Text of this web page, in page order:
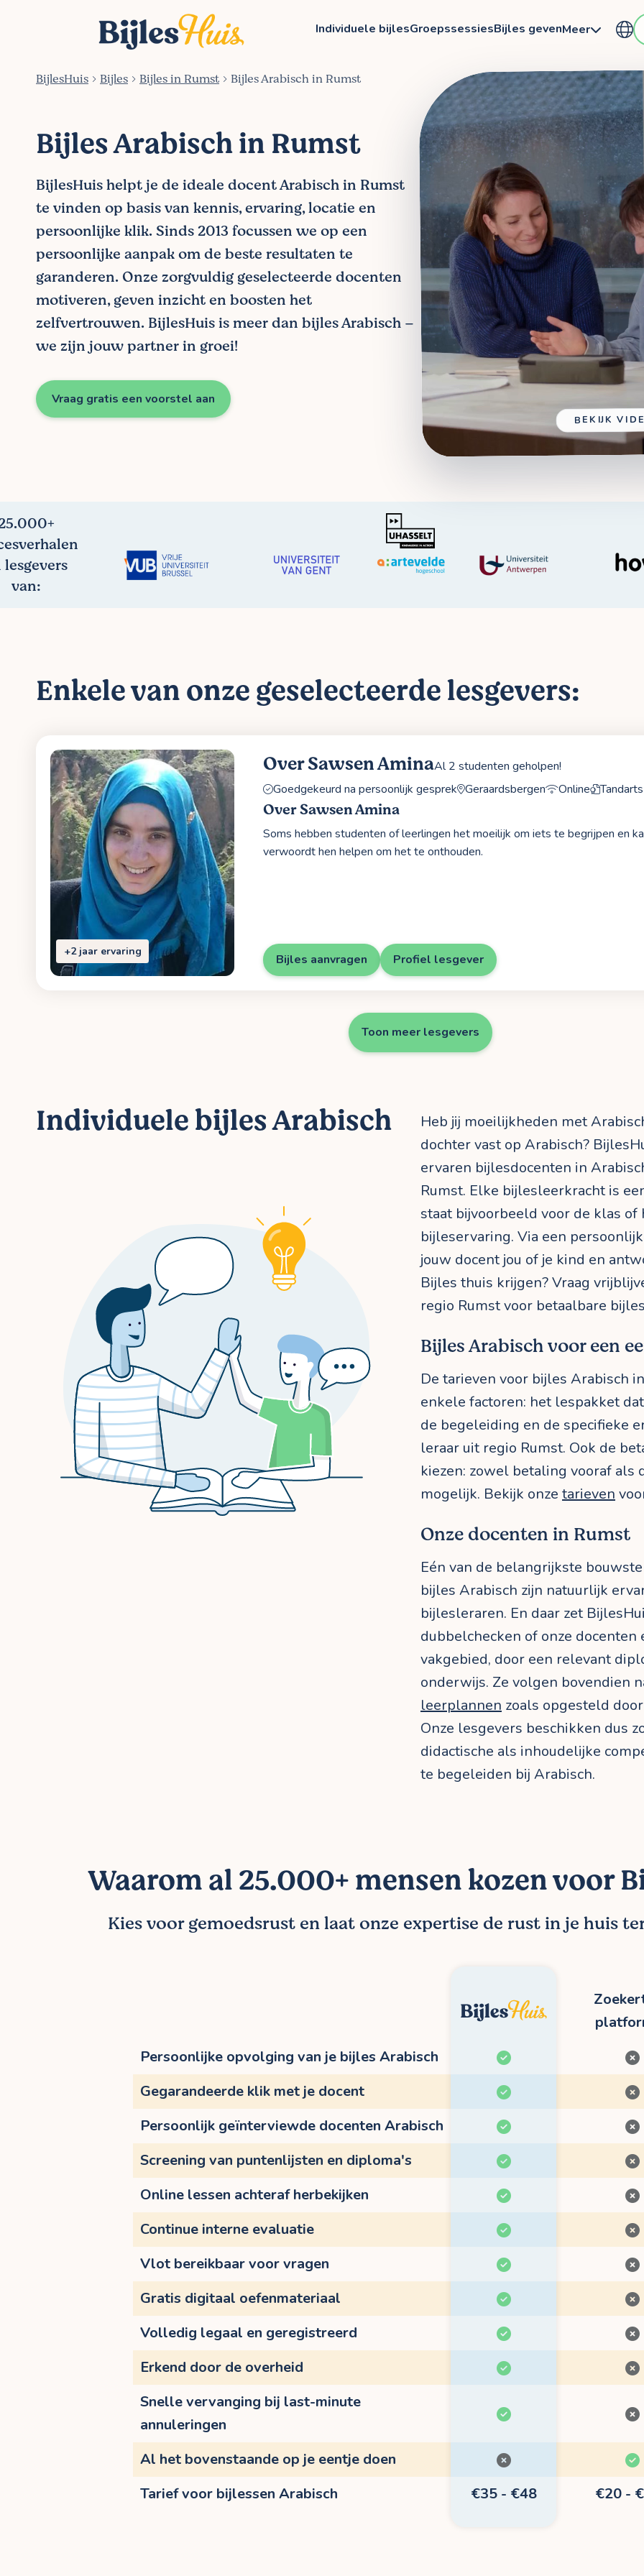
Individuele bijlesGroepssessiesBijles gevenMeer
BijlesHuis Bijles Bijles in Rumst Bijles Arabisch in Rumst
Bijles Arabisch in Rumst
BijlesHuis helpt je de ideale docent Arabisch in Rumst
te vinden op basis van kennis, ervaring, locatie en
persoonlijke klik. Sinds 2013 focussen we op een
persoonlijke aanpak om de beste resultaten te
garanderen. Onze zorgvuldig geselecteerde docenten
motiveren, geven inzicht en boosten het
zelfvertrouwen. BijlesHuis is meer dan bijles Arabisch –
we zijn jouw partner in groei!
Vraag gratis een voorstel aan
BEKIJK
lesgevers
van:
Enkele van onze geselecteerde lesgevers:
+2 jaar ervaring
Over Sawsen AminaAl 2 studenten geholpen!
Goedgekeurd na persoonlijk gesprek Geraardsbergen Online
Over Sawsen Amina
Soms hebben studenten of leerlingen het moeilijk om iets te begrijpen en
verwoordt hen helpen om het te onthouden.
Bijles aanvragen Profiel lesgever
Toon meer lesgevers
Individuele bijles Arabisch
Heb jij moeilijkheden met
dochter vast op Arabisch?
ervaren bijlesdocenten in
Rumst. Elke bijlesleerkracht is
staat bijvoorbeeld voor de klas
bijleservaring. Via een
jouw docent jou of je kind en
Bijles thuis krijgen? Vraag
regio Rumst voor betaalbare
Bijles Arabisch voor een
De tarieven voor bijles Arabisch
enkele factoren: het lespakket
de begeleiding en de specifieke
leraar uit regio Rumst. Ook de
kiezen: zowel betaling vooraf als
mogelijk. Bekijk onze tarieven
Onze docenten in Rumst
Eén van de belangrijkste
bijles Arabisch zijn natuurlijk
bijlesleraren. En daar zet
dubbelchecken of onze
vakgebied, door een relevant
onderwijs. Ze volgen bovendien
leerplannen zoals opgesteld
Onze lesgevers beschikken dus
didactische als inhoudelijke
te begeleiden bij Arabisch.
Waarom al 25.000+ mensen kozen voor
Kies voor gemoedsrust en laat onze expertise de rust in je huis
Persoonlijke opvolging van je bijles Arabisch
Gegarandeerde klik met je docent
Persoonlijk geïnterviewde docenten Arabisch
Screening van puntenlijsten en diploma's
Online lessen achteraf herbekijken
Continue interne evaluatie
Vlot bereikbaar voor vragen
Gratis digitaal oefenmateriaal
Volledig legaal en geregistreerd
Erkend door de overheid
Snelle vervanging bij last-minute
annuleringen
Al het bovenstaande op je eentje doen
Tarief voor bijlessen Arabisch
€35 - €48 €20 -